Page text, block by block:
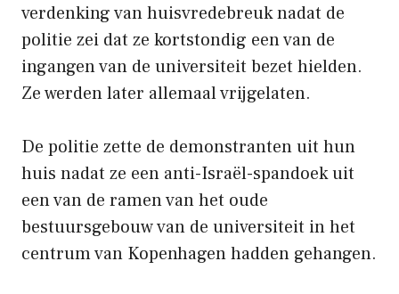
verdenking van huisvredebreuk nadat de
politie zei dat ze kortstondig een van de
ingangen van de universiteit bezet hielden.
Ze werden later allemaal vrijgelaten.
De politie zette de demonstranten uit hun
huis nadat ze een anti-Israël-spandoek uit
een van de ramen van het oude
bestuursgebouw van de universiteit in het
centrum van Kopenhagen hadden gehangen.